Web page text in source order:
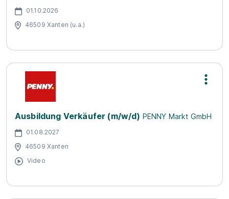
01.10.2026
46509 Xanten (u.a.)
Ausbildung Verkäufer (m/w/d) PENNY Markt GmbH
01.08.2027
46509 Xanten
Video